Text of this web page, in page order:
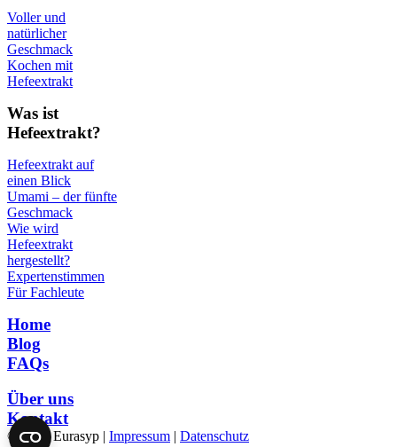
Voller und
natürlicher
Geschmack
Kochen mit
Hefeextrakt
Was ist
Hefeextrakt?
Hefeextrakt auf
einen Blick
Umami – der fünfte
Geschmack
Wie wird
Hefeextrakt
hergestellt?
Expertenstimmen
Für Fachleute
Home
Blog
FAQs
Über uns
Kontakt
© 2023 Eurasyp | Impressum | Datenschutz